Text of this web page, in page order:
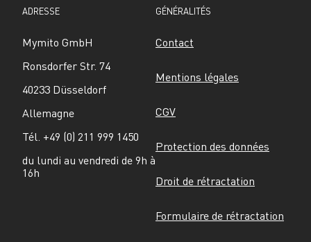
ADRESSE
Mymito GmbH
Ronsdorfer Str. 74
40233 Düsseldorf
Allemagne
Tél. +49 (0) 211 999 1450
du lundi au vendredi de 9h à
16h
GÉNÉRALITÉS
Contact
Mentions légales
CGV
Protection des données
Droit de rétractation
Formulaire de rétractation